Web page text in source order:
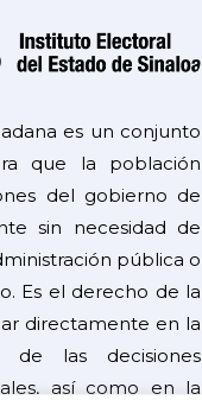
es un conjunto
que la población
del gobierno de
sin necesidad de
pública o
Es el derecho de la
directamente en la
las decisiones
así como en la